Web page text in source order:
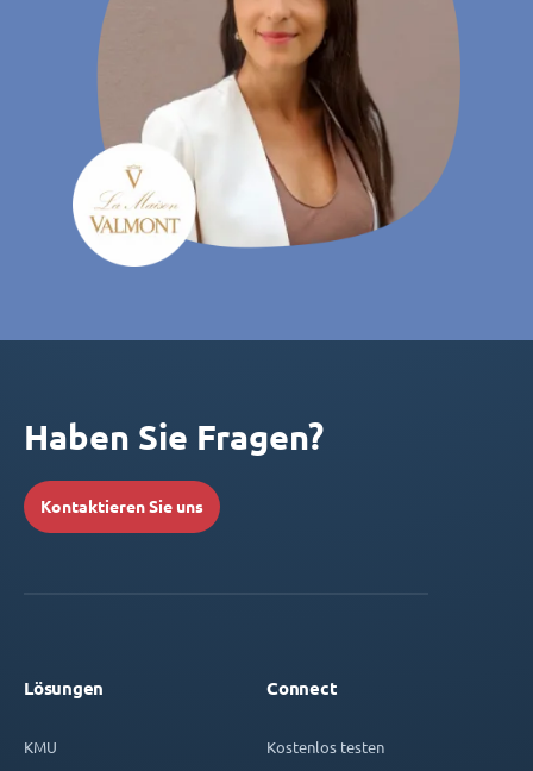
Haben Sie Fragen?
Kontaktieren Sie uns
Lösungen
KMU
Connect
Kostenlos testen